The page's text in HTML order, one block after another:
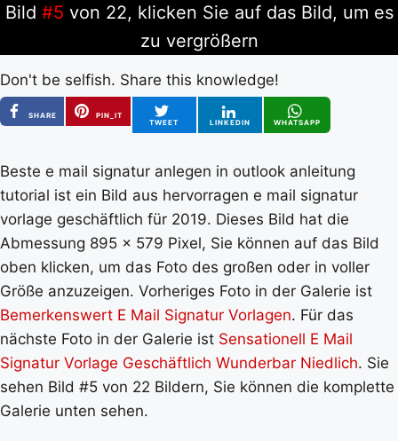
Bild #5 von 22, klicken Sie auf das Bild, um es
zu vergrößern
Don't be selfish. Share this knowledge!
SHARE
PIN_IT
TWEET
LINKEDIN WHATSAPP
Beste e mail signatur anlegen in outlook anleitung
tutorial ist ein Bild aus hervorragen e mail signatur
vorlage geschäftlich für 2019. Dieses Bild hat die
Abmessung 895 x 579 Pixel, Sie können auf das Bild
oben klicken, um das Foto des großen oder in voller
Größe anzuzeigen. Vorheriges Foto in der Galerie ist
Bemerkenswert E Mail Signatur Vorlagen. Für das
nächste Foto in der Galerie ist Sensationell E Mail
Signatur Vorlage Geschäftlich Wunderbar Niedlich. Sie
sehen Bild #5 von 22 Bildern, Sie können die komplette
Galerie unten sehen.